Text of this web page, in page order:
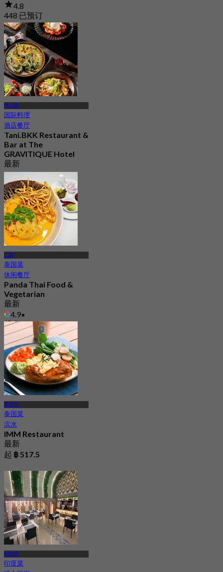
4.8
448 已预订
起฿ 315
考山路
国际料理
酒店餐厅
Tani.BKK Restaurant &
Bar at The
GRAVITIQUE Hotel
最新
4.7
起฿ 530
三森
泰国菜
休闲餐厅
Panda Thai Food &
Vegetarian
最新
4.9
起฿ 287.5
曼谷艾
泰国菜
滨水
IMM Restaurant
最新
起 ฿ 517.5
帕那空
印度菜